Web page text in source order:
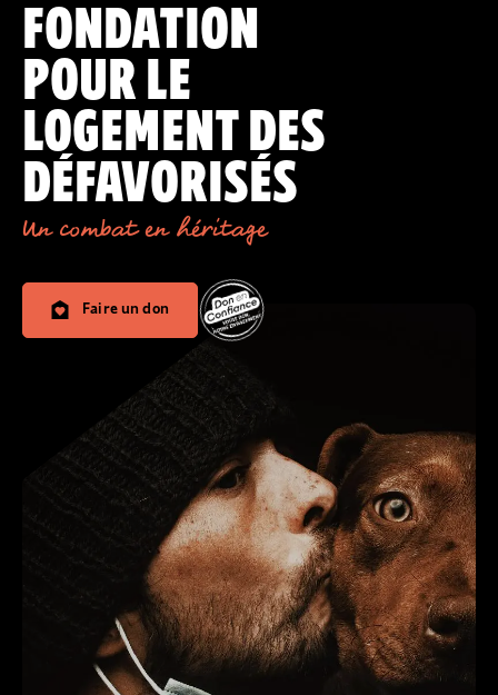
FONDATION
POUR LE
LOGEMENT DES
DÉFAVORISÉS
Un combat en héritage
Faire un don